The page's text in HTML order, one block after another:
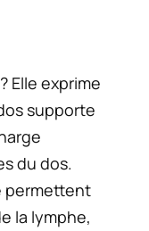
Elle exprime
supporte
du dos.
permettent
la lymphe,